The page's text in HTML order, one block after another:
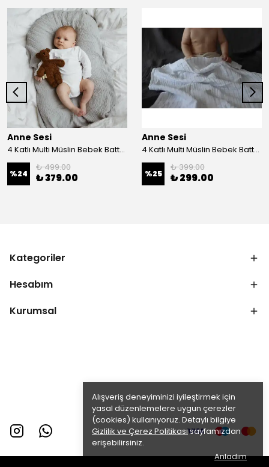
Alışveriş deneyiminizi iyileştirmek için
yasal düzenlemelere uygun çerezler
(cookies) kullanıyoruz. Detaylı bilgiye
Gizlilik ve Çerez Politikasısayfamızdan
erişebilirsiniz.
Anladım
Anne Sesi
4 Katlı Multi Müslin Bebek Battaniyesi %100 Organik Pamuk 100x100 cm
%24
₺ 499.00
₺ 379.00
Anne Sesi
4 Katlı Multi Müslin Bebek Battaniyesi %100 Organik Pamuk 70x100 cm
%25
₺ 399.00
₺ 299.00
Kategoriler
Hesabım
Kurumsal